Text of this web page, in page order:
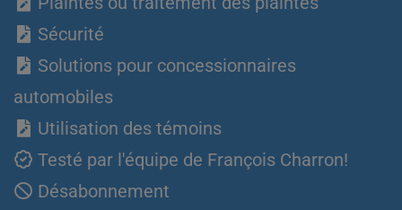
Sécurité
Solutions pour concessionnaires
automobiles
Utilisation des témoins
Testé par l'équipe de François Charron!
Désabonnement